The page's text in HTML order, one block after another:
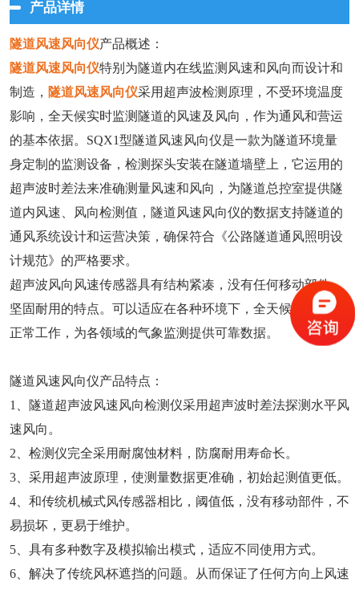
产品详情
隧道风速风向仪产品概述：
隧道风速风向仪特别为隧道内在线监测风速和风向而设计和
制造， 隧道风速风向仪采用超声波检测原理，不受环境温度
影响，全天候实时监测隧道的风速及风向，作为通风和营运
的基本依据。SQX1型隧道风速风向仪是一款为隧道环境量
身定制的监测设备，检测探头安装在隧道墙壁上，它运用的
超声波时差法来准确测量风速和风向，为隧道总控室提供隧
道内风速、风向检测值，隧道风速风向仪的数据支持隧道的
通风系统设计和运营决策，确保符合《公路隧道通风照明设
计规范》的严格要求。
超声波风向风速传感器具有结构紧凑，没有任何移动部件，
坚固耐用的特点。可以适应在各种环境下，全天候、长久的
正常工作，为各领域的气象监测提供可靠数据。
隧道风速风向仪产品特点：
1、隧道超声波风速风向检测仪采用超声波时差法探测水平风
速风向。
2、检测仪完全采用耐腐蚀材料，防腐耐用寿命长。
3、采用超声波原理，使测量数据更准确，初始起测值更低。
4、和传统机械式风传感器相比，阈值低，没有移动部件，不
易损坏，更易于维护。
5、具有多种数字及模拟输出模式，适应不同使用方式。
6、解决了传统风杯遮挡的问题。从而保证了任何方向上风速